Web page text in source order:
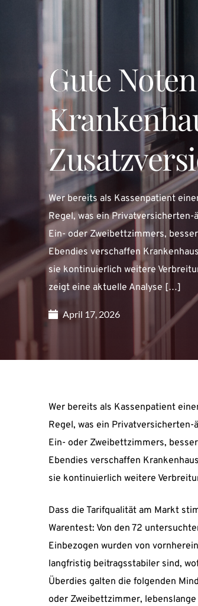
Gute
Wer bereits als Kassenpatient
Regel, was ein
Ein- oder Zweibettzimmers,
Ebendies verschaffen
sie kontinuierlich weitere
zeigt eine aktuelle Analyse […]
April 17, 2026
Wer bereits als Kassenpatient
Regel, was ein
Ein- oder Zweibettzimmers,
Ebendies verschaffen
sie kontinuierlich weitere
Dass die Tarifqualität am Markt
Warentest: Von den 72
Einbezogen wurden von
langfristig beitragsstabiler sind,
Überdies galten die folgenden
oder Zweibettzimmer,